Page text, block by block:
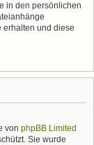
in den persönlichen
erhalten und diese
von phpBB Limited
Sie wurde